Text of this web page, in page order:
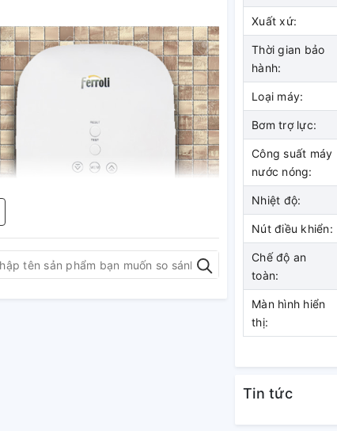
Xuất xứ:
Thời gian bảo
hành:
Loại máy:
Bơm trợ lực:
Công suất máy
nước nóng:
Nhiệt độ:
Nút điều khiển:
Chế độ an
toàn:
Màn hình hiển
thị:
Tin tức